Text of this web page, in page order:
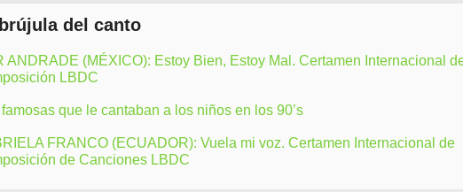
del canto
ANDRADE (MÉXICO): Estoy Bien, Estoy Mal. Certamen Internacional
LBDC
famosas que le cantaban a los niños en los 90’s
FRANCO (ECUADOR): Vuela mi voz. Certamen Internacional de
de Canciones LBDC